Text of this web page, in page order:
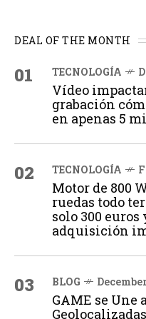
DEAL OF THE MONTH
01 TECNOLOGÍA
Vídeo
grabación
en apenas 5
02 TECNOLOGÍA
Motor de 800
ruedas todo
solo 300
adquisición
03 BLOG
GAME se Une